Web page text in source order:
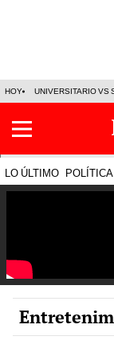
HOY UNIVERSITARIO VS
LO ÚLTIMO POLÍTICA